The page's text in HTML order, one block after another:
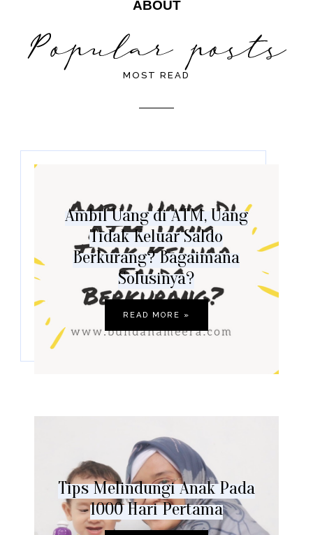
ABOUT
MOST READ
Ambil Uang di ATM, Uang
Tidak Keluar Saldo
Berkurang? Bagaimana
Solusinya?
READ MORE »
Tips Melindungi Anak Pada
1000 Hari Pertama